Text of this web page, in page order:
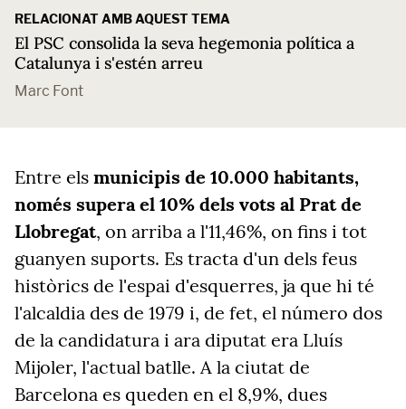
RELACIONAT AMB AQUEST TEMA
El PSC consolida la seva hegemonia política a
Catalunya i s'estén arreu
Marc Font
Entre els municipis de 10.000 habitants,
només supera el 10% dels vots al Prat de
Llobregat, on arriba a l'11,46%, on fins i tot
guanyen suports. Es tracta d'un dels feus
històrics de l'espai d'esquerres, ja que hi té
l'alcaldia des de 1979 i, de fet, el número dos
de la candidatura i ara diputat era Lluís
Mijoler, l'actual batlle. A la ciutat de
Barcelona es queden en el 8,9%, dues